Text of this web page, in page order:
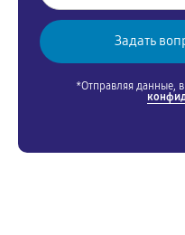
*Отправляя данные,